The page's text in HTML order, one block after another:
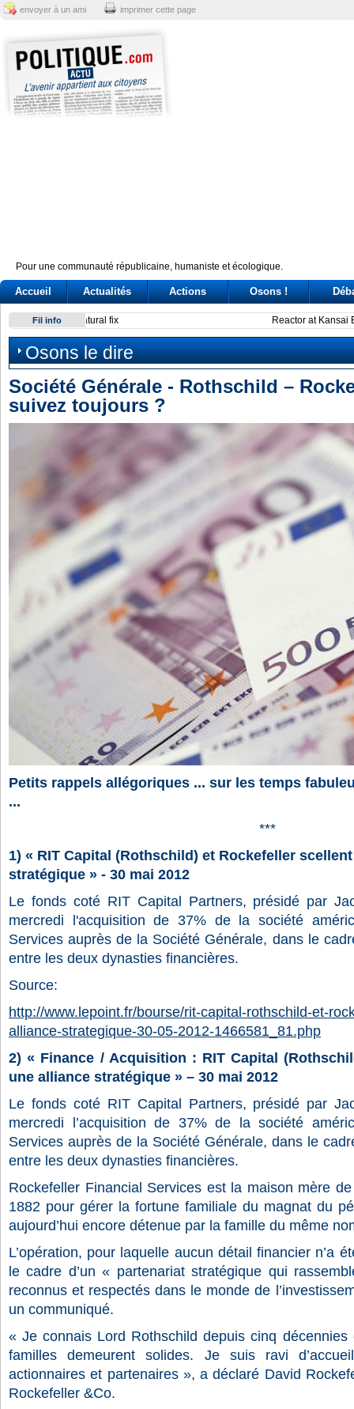
envoyer à un ami imprimer cette page
Pour une communauté républicaine, humaniste et écologique.
Accueil Actualités Actions Osons !
Fil info Reactor at Kansai Electric’s Oi plant stops after alarm
Osons le dire
Société Générale - Rothschild –
suivez toujours ?
Petits rappels allégoriques ... sur les temps
...
***
1) « RIT Capital (Rothschild) et Rockefeller
stratégique » - 30 mai 2012
Le fonds coté RIT Capital Partners, présidé par
mercredi l'acquisition de 37% de la société
Services auprès de la Société Générale, dans le
entre les deux dynasties financières.
Source:
http://www.lepoint.fr/bourse/rit-capital-rothschild-et-
alliance-strategique-30-05-2012-1466581_81.php
2) « Finance / Acquisition : RIT Capital
une alliance stratégique » – 30 mai 2012
Le fonds coté RIT Capital Partners, présidé par
mercredi l’acquisition de 37% de la société
Services auprès de la Société Générale, dans le
entre les deux dynasties financières.
Rockefeller Financial Services est la maison mère
1882 pour gérer la fortune familiale du magnat du
aujourd’hui encore détenue par la famille du même
L’opération, pour laquelle aucun détail financier n’a
le cadre d’un « partenariat stratégique qui
reconnus et respectés dans le monde de
un communiqué.
« Je connais Lord Rothschild depuis cinq
familles demeurent solides. Je suis ravi
actionnaires et partenaires », a déclaré David
Rockefeller &Co.